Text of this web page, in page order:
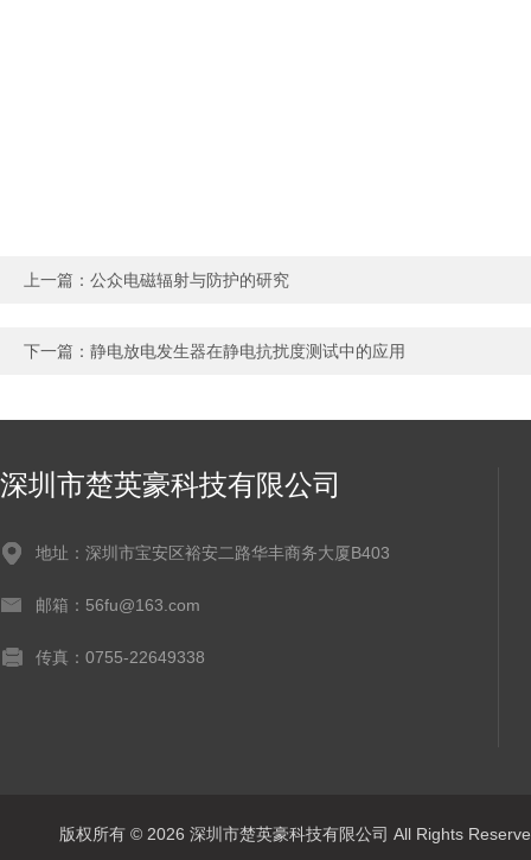
上一篇： 公众电磁辐射与防护的研究
下一篇： 静电放电发生器在静电抗扰度测试中的应用
深圳市楚英豪科技有限公司
地址：深圳市宝安区裕安二路华丰商务大厦B403
邮箱：56fu@163.com
传真：0755-22649338
版权所有 © 2026 深圳市楚英豪科技有限公司 All Rights